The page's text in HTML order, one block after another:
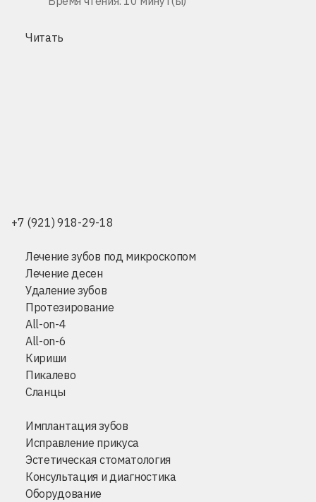
Читать
+7 (921) 918-29-18
Лечение зубов под микроскопом
Лечение десен
Удаление зубов
Протезирование
All-on-4
All-on-6
Кириши
Пикалево
Сланцы
Имплантация зубов
Исправление прикуса
Эстетическая стоматология
Консультация и диагностика
Оборудование